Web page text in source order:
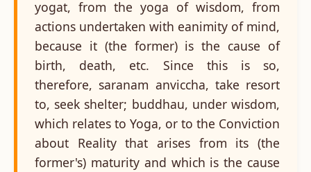
yogat, from the yoga of wisdom, from
actions undertaken with eanimity of mind,
because it (the former) is the cause of
birth, death, etc. Since this is so,
therefore, saranam anviccha, take resort
to, seek shelter; buddhau, under wisdom,
which relates to Yoga, or to the Conviction
about Reality that arises from its (the
former's) maturity and which is the cause